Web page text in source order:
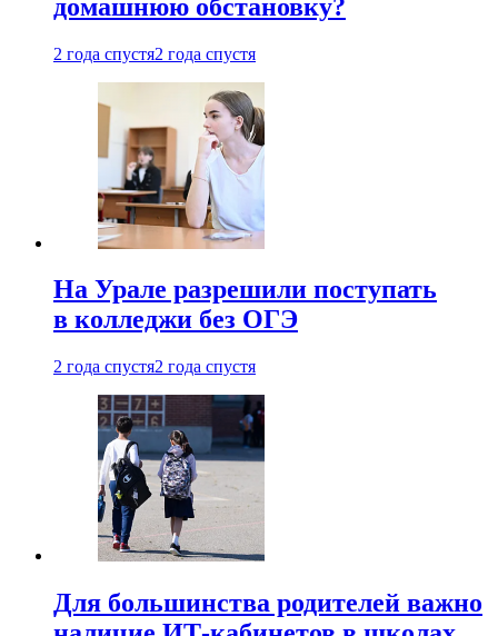
домашнюю обстановку?
2 года спустя2 года спустя
На Урале разрешили поступать
в колледжи без ОГЭ
2 года спустя2 года спустя
Для большинства родителей важно